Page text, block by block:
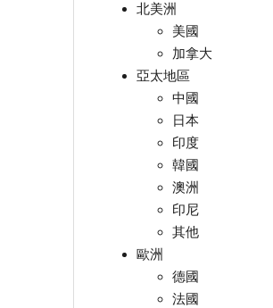
北美洲
美國
加拿大
亞太地區
中國
日本
印度
韓國
澳洲
印尼
其他
歐洲
德國
法國